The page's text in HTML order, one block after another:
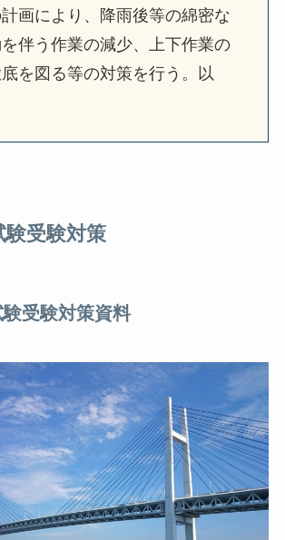
画により、降雨後等の綿密な
伴う作業の減少、上下作業の
を図る等の対策を行う。以
験受験対策
受験対策資料